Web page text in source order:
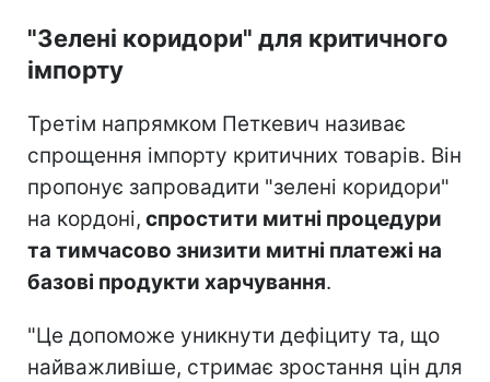
"Зелені коридори" для критичного
імпорту
Третім напрямком Петкевич називає
спрощення імпорту критичних товарів. Він
пропонує запровадити "зелені коридори"
на кордоні, спростити митні процедури
та тимчасово знизити митні платежі на
базові продукти харчування.
"Це допоможе уникнути дефіциту та, що
найважливіше, стримає зростання цін для